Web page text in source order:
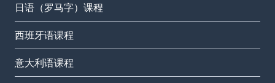
日语（罗马字）课程
西班牙语课程
意大利语课程